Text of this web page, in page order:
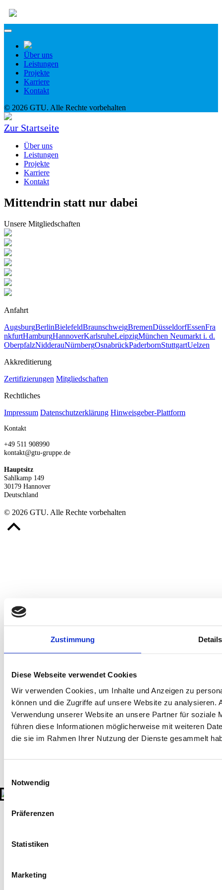
Zustimmung Details
Diese Webseite verwendet Cookies
Wir verwenden Cookies, um Inhalte und Anzeigen zu
können und die Zugriffe auf unsere Website zu analysieren.
Verwendung unserer Website an unsere Partner für soziale
führen diese Informationen möglicherweise mit weiteren
die sie im Rahmen Ihrer Nutzung der Dienste gesammelt
Notwendig
Präferenzen
Statistiken
Marketing
Über uns
Leistungen
Projekte
Karriere
Kontakt
© 2026 GTU. Alle Rechte vorbehalten
Zur Startseite
Über uns
Leistungen
Projekte
Karriere
Kontakt
Mittendrin statt nur dabei
Unsere Mitgliedschaften
Anfahrt
AugsburgBerlinBielefeldBraunschweigBremenDüsseldorfEssenFra
nkfurtHamburgHannoverKarlsruheLeipzigMünchen Neumarkt i. d.
OberpfalzNidderauNürnbergOsnabrückPaderbornStuttgartUelzen
Akkreditierung
Zertifizierungen Mitgliedschaften
Rechtliches
Impressum Datenschutzerklärung Hinweisgeber-Plattform
Kontakt
+49 511 908990
kontakt@gtu-gruppe.de
Hauptsitz
Sahlkamp 149
30179 Hannover
Deutschland
© 2026 GTU. Alle Rechte vorbehalten